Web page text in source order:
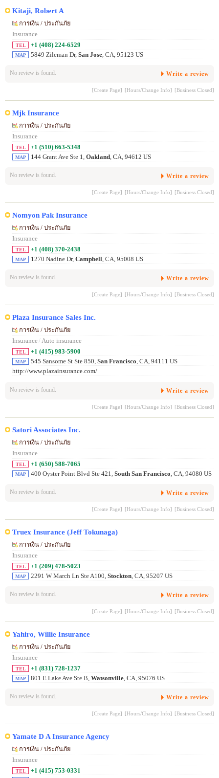
Kitaji, Robert A
การเงิน / ประกันภัย
Insurance
TEL +1 (408) 224-6529
MAP 5849 Zileman Dr, San Jose, CA, 95123 US
No review is found. Write a review
[Create Page] [Hours/Change Info] [Business Closed]
Mjk Insurance
การเงิน / ประกันภัย
Insurance
TEL +1 (510) 663-5348
MAP 144 Grant Ave Ste 1, Oakland, CA, 94612 US
No review is found. Write a review
[Create Page] [Hours/Change Info] [Business Closed]
Nomyon Pak Insurance
การเงิน / ประกันภัย
Insurance
TEL +1 (408) 370-2438
MAP 1270 Nadine Dr, Campbell, CA, 95008 US
No review is found. Write a review
[Create Page] [Hours/Change Info] [Business Closed]
Plaza Insurance Sales Inc.
การเงิน / ประกันภัย
Insurance/ Auto insurance
TEL +1 (415) 983-5900
MAP 545 Sansome St Ste 850, San Francisco, CA, 94111 US
http://www.plazainsurance.com/
No review is found. Write a review
[Create Page] [Hours/Change Info] [Business Closed]
Satori Associates Inc.
การเงิน / ประกันภัย
Insurance
TEL +1 (650) 588-7065
MAP 400 Oyster Point Blvd Ste 421, South San Francisco, CA, 94080 US
No review is found. Write a review
[Create Page] [Hours/Change Info] [Business Closed]
Truex Insurance (Jeff Tokunaga)
การเงิน / ประกันภัย
Insurance
TEL +1 (209) 478-5023
MAP 2291 W March Ln Ste A100, Stockton, CA, 95207 US
No review is found. Write a review
[Create Page] [Hours/Change Info] [Business Closed]
Yahiro, Willie Insurance
การเงิน / ประกันภัย
Insurance
TEL +1 (831) 728-1237
MAP 801 E Lake Ave Ste B, Watsonville, CA, 95076 US
No review is found. Write a review
[Create Page] [Hours/Change Info] [Business Closed]
Yamate D A Insurance Agency
การเงิน / ประกันภัย
Insurance
TEL +1 (415) 753-0331